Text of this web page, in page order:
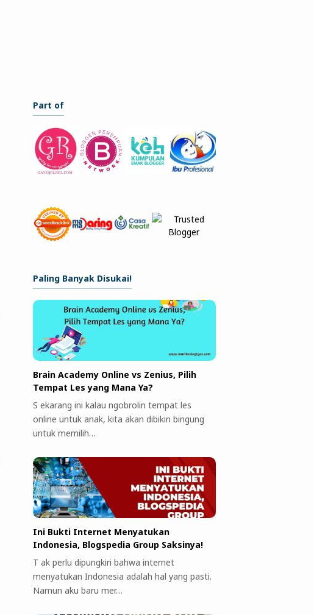
Part of
Paling Banyak Disukai!
Brain Academy Online vs Zenius, Pilih
Tempat Les yang Mana Ya?
S ekarang ini kalau ngobrolin tempat les
online untuk anak, kita akan dibikin bingung
untuk memilih…
Ini Bukti Internet Menyatukan
Indonesia, Blogspedia Group Saksinya!
T ak perlu dipungkiri bahwa internet
menyatukan Indonesia adalah hal yang pasti.
Namun aku baru mer…